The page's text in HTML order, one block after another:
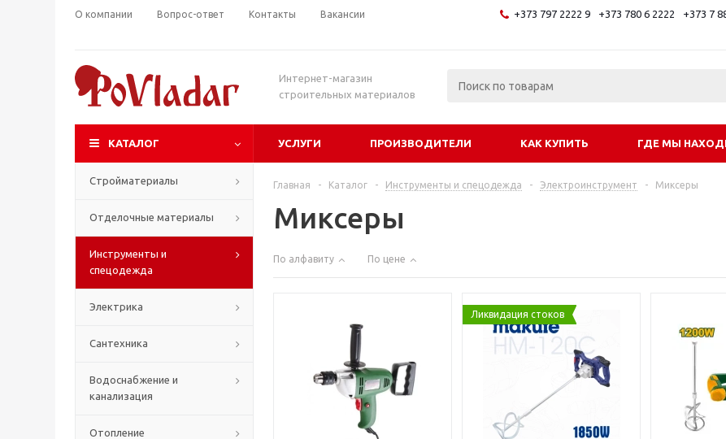
О компании Вопрос-ответ Контакты Вакансии +373 797 2222 9 +373 780 6 2222 +373 7
Интернет-магазин
строительных материалов
КАТАЛОГ УСЛУГИ ПРОИЗВОДИТЕЛИ КАК КУПИТЬ ГДЕ МЫ
Стройматериалы
Отделочные материалы
Инструменты и
спецодежда
Электрика
Сантехника
Водоснабжение и
канализация
Отопление
Главная - Каталог - Инструменты и спецодежда - Электроинструмент - Миксеры
Миксеры
По алфавиту По цене
Ликвидация стоков